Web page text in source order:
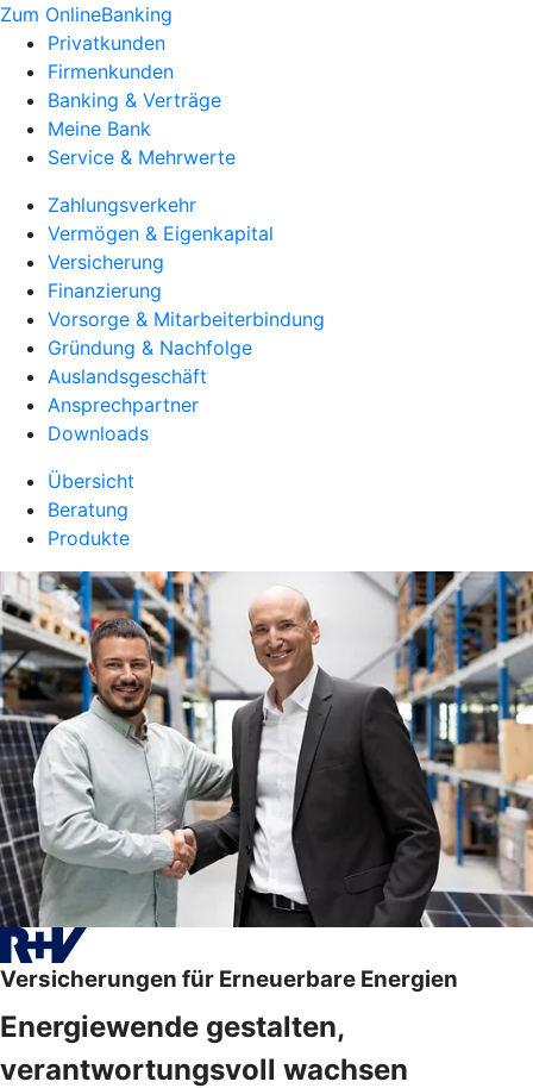
Zum OnlineBanking
Privatkunden
Firmenkunden
Banking & Verträge
Meine Bank
Service & Mehrwerte
Zahlungsverkehr
Vermögen & Eigenkapital
Versicherung
Finanzierung
Vorsorge & Mitarbeiterbindung
Gründung & Nachfolge
Auslandsgeschäft
Ansprechpartner
Downloads
Übersicht
Beratung
Produkte
Versicherungen für Erneuerbare Energien
Energiewende gestalten,
verantwortungsvoll wachsen